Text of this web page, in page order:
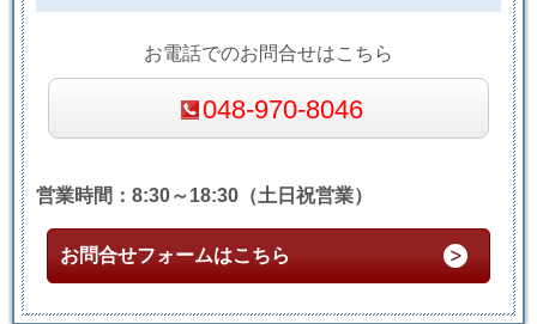
お電話でのお問合せはこちら
048-970-8046
営業時間：8:30～18:30（土日祝営業）
お問合せフォームはこちら